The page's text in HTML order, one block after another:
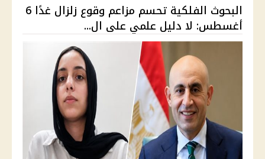
البحوث الفلكية تحسم مزاعم وقوع زلزال غدًا 6
أغسطس: لا دليل علمي على ال...